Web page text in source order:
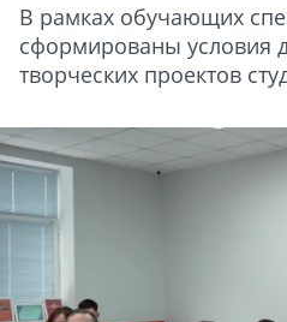
В рамках обучающих
сформированы условия
творческих проектов